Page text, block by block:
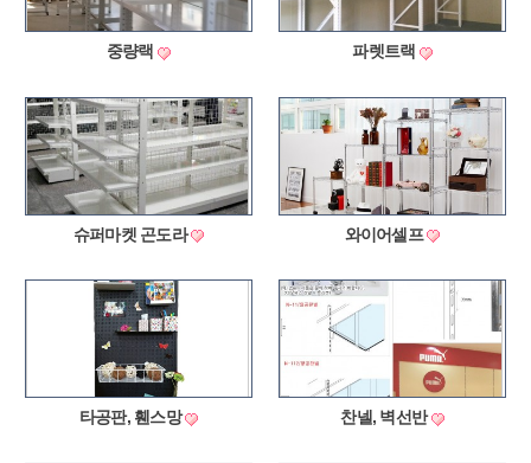
중량랙 파렛트랙
슈퍼마켓 곤도라 와이어셀프
타공판, 휀스망 찬넬, 벽선반